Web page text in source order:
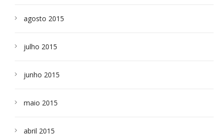
agosto 2015
julho 2015
junho 2015
maio 2015
abril 2015